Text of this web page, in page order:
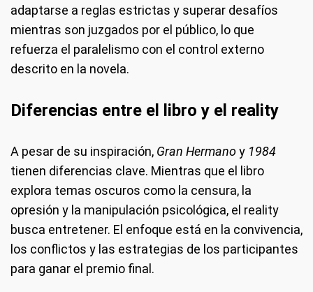
adaptarse a reglas estrictas y superar desafíos
mientras son juzgados por el público, lo que
refuerza el paralelismo con el control externo
descrito en la novela.
Diferencias entre el libro y el reality
A pesar de su inspiración, Gran Hermanoy 1984
tienen diferencias clave. Mientras que el libro
explora temas oscuros como la censura, la
opresión y la manipulación psicológica, el reality
busca entretener. El enfoque está en la convivencia,
los conflictos y las estrategias de los participantes
para ganar el premio final.